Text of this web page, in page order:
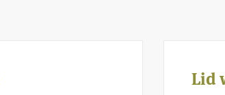
Europese
Lid